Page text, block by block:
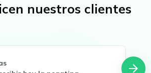
nuestros clientes